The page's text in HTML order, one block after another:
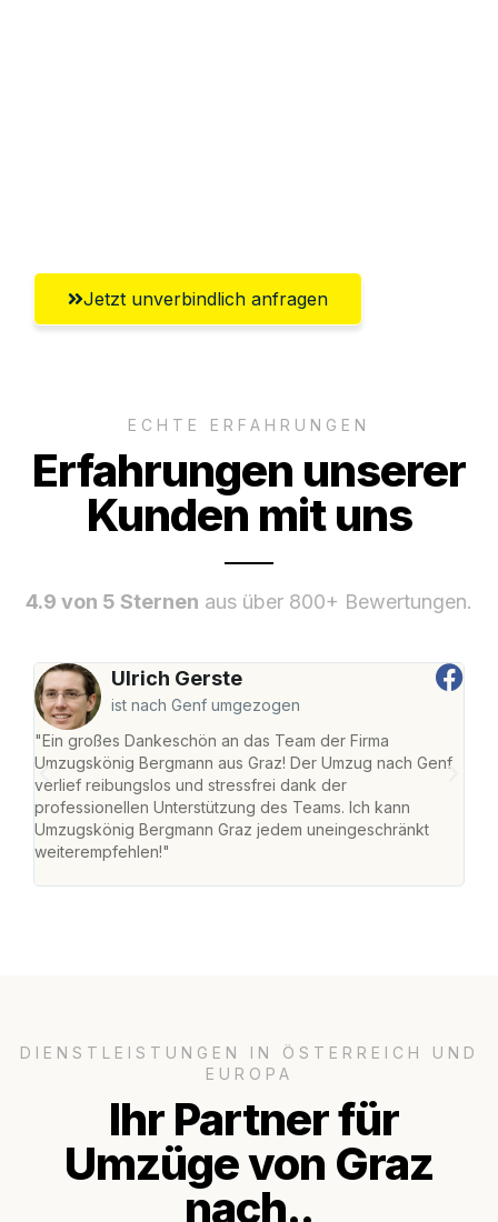
Jetzt unverbindlich anfragen
ECHTE ERFAHRUNGEN
Erfahrungen unserer
Kunden mit uns
4.9 von 5 Sternen aus über 800+ Bewertungen.
Ulrich Gerste
ist nach Genf umgezogen
"Ein großes Dankeschön an das Team der Firma
Umzugskönig Bergmann aus Graz! Der Umzug nach Genf
verlief reibungslos und stressfrei dank der
professionellen Unterstützung des Teams. Ich kann
Umzugskönig Bergmann Graz jedem uneingeschränkt
weiterempfehlen!"
DIENSTLEISTUNGEN IN ÖSTERREICH UND
EUROPA
Ihr Partner für
Umzüge von Graz
nach..